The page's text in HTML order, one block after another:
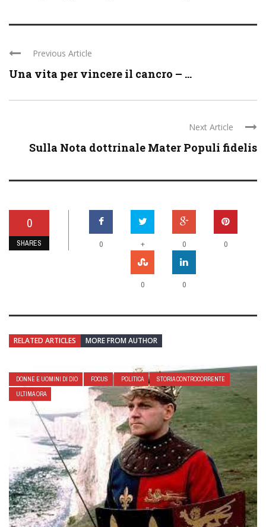
Previous Article
Una vita per vincere il cancro – ...
Next Article
Sulla Nota dottrinale Mater Populi fidelis
0
SHARES 0 + 0 0
0 0
RELATED ARTICLES MORE FROM AUTHOR
DONNE E UOMINI DI DIO FOCUS POLITICA
STORIA CONTROCORRENTE
ULTIMA ORA